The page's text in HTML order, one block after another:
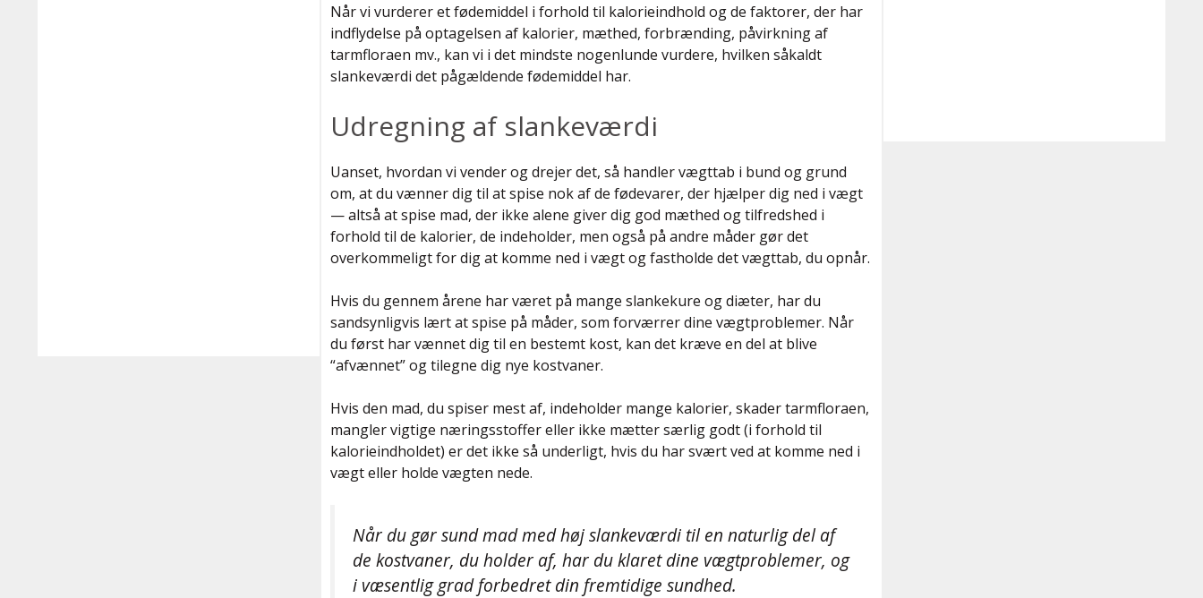
Når vi vurderer et fødemiddel i forhold til kalorieindhold og de faktorer, der har
indflydelse på optagelsen af kalorier, mæthed, forbrænding, påvirkning af
tarmfloraen mv., kan vi i det mindste nogenlunde vurdere, hvilken såkaldt
slankeværdi det pågældende fødemiddel har.
Udregning af slankeværdi
Uanset, hvordan vi vender og drejer det, så handler vægttab i bund og grund
om, at du vænner dig til at spise nok af de fødevarer, der hjælper dig ned i vægt
— altså at spise mad, der ikke alene giver dig god mæthed og tilfredshed i
forhold til de kalorier, de indeholder, men også på andre måder gør det
overkommeligt for dig at komme ned i vægt og fastholde det vægttab, du opnår.
Hvis du gennem årene har været på mange slankekure og diæter, har du
sandsynligvis lært at spise på måder, som forværrer dine vægtproblemer. Når
du først har vænnet dig til en bestemt kost, kan det kræve en del at blive
“afvænnet” og tilegne dig nye kostvaner.
Hvis den mad, du spiser mest af, indeholder mange kalorier, skader tarmfloraen,
mangler vigtige næringsstoffer eller ikke mætter særlig godt (i forhold til
kalorieindholdet) er det ikke så underligt, hvis du har svært ved at komme ned i
vægt eller holde vægten nede.
Når du gør sund mad med høj slankeværdi til en naturlig del af
de kostvaner, du holder af, har du klaret dine vægtproblemer, og
i væsentlig grad forbedret din fremtidige sundhed.